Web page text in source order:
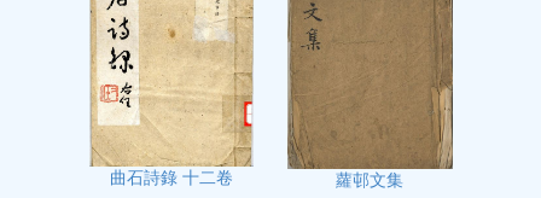
曲石詩錄 十二卷 蘿邨文集